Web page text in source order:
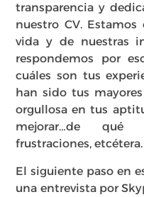
transparencia y
nuestro CV.
vida y de nuestras
respondemos por
cuáles son tus
han sido tus
orgullosa en tus
mejorar…de qué
frustraciones, etcétera.
El siguiente paso en
una entrevista por